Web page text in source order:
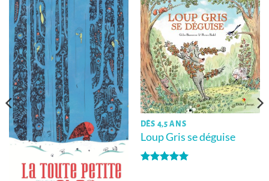
DÈS 4,5 ANS
Loup Gris se déguise